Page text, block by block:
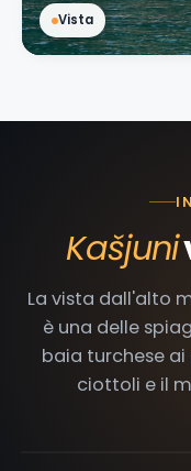
Vista
Kašjuni
La vista dall'alto
è una delle
baia turchese
ciottoli e il
IN PRIMO PIANO ·
Kašjuni — baia